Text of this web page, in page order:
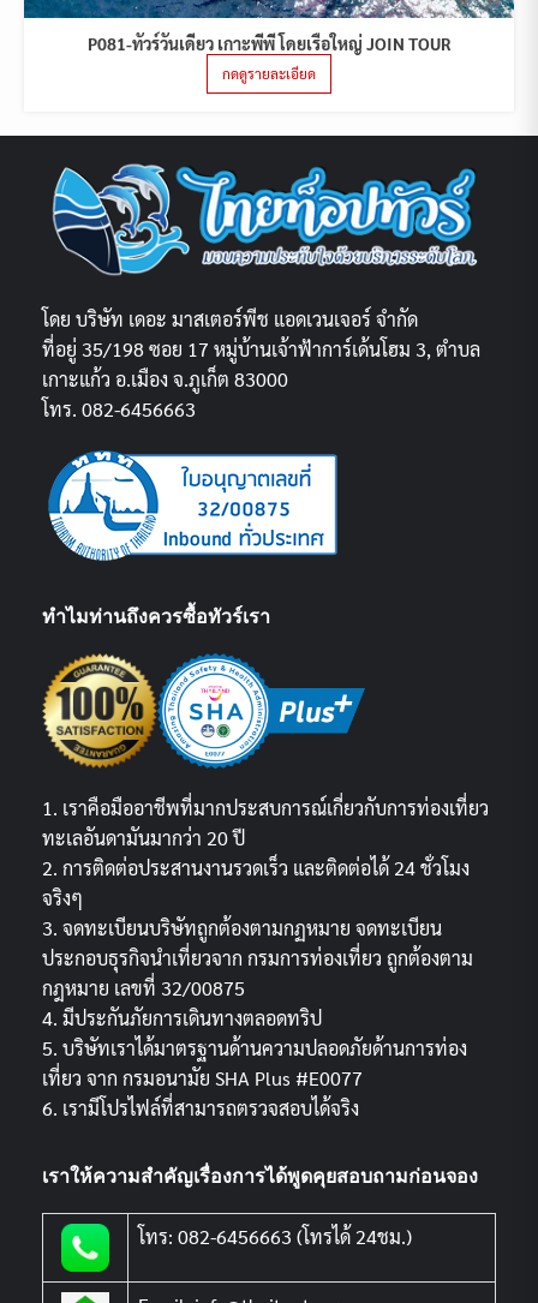
P081-ทัวร์วันเดียว เกาะพีพี โดยเรือใหญ่ JOIN TOUR
กดดูรายละเอียด
โดย บริษัท เดอะ มาสเตอร์พีช แอดเวนเจอร์ จำกัด
ที่อยู่ 35/198 ซอย 17 หมู่บ้านเจ้าฟ้าการ์เด้นโฮม 3, ตำบล
เกาะแก้ว อ.เมือง จ.ภูเก็ต 83000
โทร. 082-6456663
ทำไมท่านถึงควรซื้อทัวร์เรา
1. เราคือมืออาชีพที่มากประสบการณ์เกี่ยวกับการท่องเที่ยว
ทะเลอันดามันมากว่า 20 ปี
2. การติดต่อประสานงานรวดเร็ว และติดต่อได้ 24 ชั่วโมง
จริงๆ
3. จดทะเบียนบริษัทถูกต้องตามกฏหมาย จดทะเบียน
ประกอบธุรกิจนำเที่ยวจาก กรมการท่องเที่ยว ถูกต้องตาม
กฎหมาย เลขที่ 32/00875
4. มีประกันภัยการเดินทางตลอดทริป
5. บริษัทเราได้มาตรฐานด้านความปลอดภัยด้านการท่อง
เที่ยว จาก กรมอนามัย SHA Plus #E0077
6. เรามีโปรไฟล์ที่สามารถตรวจสอบได้จริง
เราให้ความสำคัญเรื่องการได้พูดคุยสอบถามก่อนจอง
โทร: 082-6456663 (โทรได้ 24ชม.)